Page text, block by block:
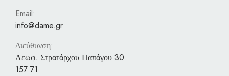
Email:
info@dame.gr
Διεύθυνση:
Λεωφ. Στρατάρχου Παπάγου 30
157 71